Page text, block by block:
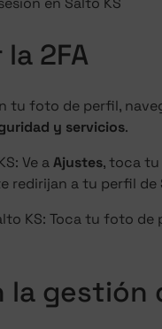
2FA
tu foto de perfil,
y servicios.
Ve aAjustes, toca
redirijan a tu perfil de
KS: Toca tu foto de
la gestión